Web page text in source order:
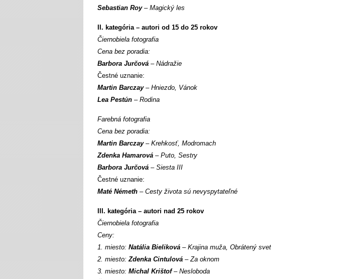
Sebastian Roy– Magický les
II. kategória – autori od 15 do 25 rokov
Čiernobiela fotografia
Cena bez poradia:
Barbora Jurčová – Nádražie
Čestné uznanie:
Martin Barczay– Hniezdo, Vánok
Lea Pestún – Rodina
Farebná fotografia
Cena bez poradia:
Martin Barczay– Krehkosť, Modromach
Zdenka Hamarová – Puto, Sestry
Barbora Jurčová – Siesta III
Čestné uznanie:
Maté Németh – Cesty života sú nevyspytateľné
III. kategória – autori nad 25 rokov
Čiernobiela fotografia
Ceny:
1. miesto: Natália Bieliková – Krajina muža, Obrátený svet
2. miesto:Zdenka Cintulová – Za oknom
3. miesto: Michal Krištof– Nesloboda